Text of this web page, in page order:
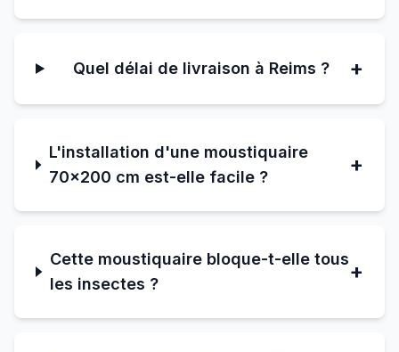
Quel délai de livraison à Reims ? +
L'installation d'une moustiquaire
70×200 cm est-elle facile ?
+
Cette moustiquaire bloque-t-elle tous
les insectes ?
+